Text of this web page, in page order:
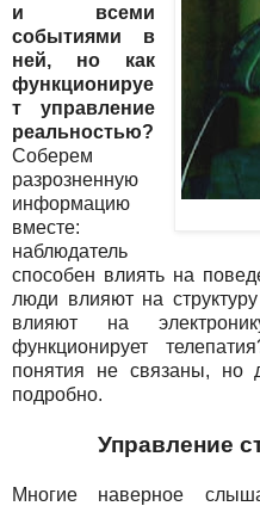
и всеми
событиями в
ней, но как
функционируе
т управление
реальностью?
Соберем
разрозненную
информацию
вместе:
наблюдатель
способен влиять на
люди влияют на
влияют на
функционирует
понятия не связаны, но
подробно.
Управление
Многие наверное